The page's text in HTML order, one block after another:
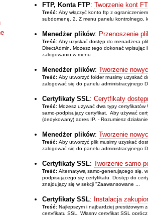
FTP, Konta FTP: Tworzenie kont
Treść: Aby włączyć konto ftp z
subdomenę. 2. Z menu panelu kontrolnego,
Menedżer plików: Przenoszenie
Treść: Aby uzyskać dostęp do menadżera
DirectAdmin. Możesz tego dokonać
zalogowaniu w menu ...
Menedżer plików: Tworzenie
Treść: Aby utworzyć folder musimy uzyskać
zalogować się do panelu administracyjnego
Certyfikaty SSL: Cerytfikaty
Treść: Możesz używać dwa typy certyfikatów
samo-podpisujący certyfikat. Aby używać
(dedykowany) adres IP. - Rozumiesz
Menedżer plików: Tworzenie
Treść: Aby utworzyć plik musimy uzyskać
zalogować się do panelu administracyjnego
Certyfikaty SSL: Tworzenie samo-
Treść: Alternatywą samo-generującego się,
podpisującego się certyfikatu. Dostęp do
znajdujący się w sekcji "Zaawansowane ...
Certyfikaty SSL: Instalacja
Treść: Najlepszym i najbardziej prestiżowym
certyfikatu SSL. Własny certyfikat SSL